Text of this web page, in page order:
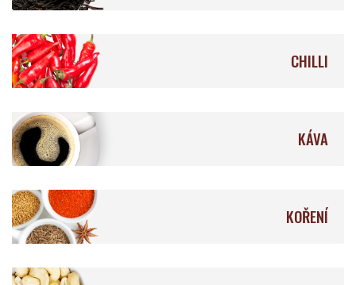
Lílá Čokoláda
La Naya
CHILLI
KÁVA
KOŘENÍ